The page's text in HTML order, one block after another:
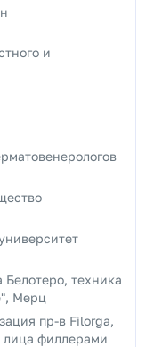
и
Белотеро, техника
Мерц
пр-в Filorga,
лица филлерами